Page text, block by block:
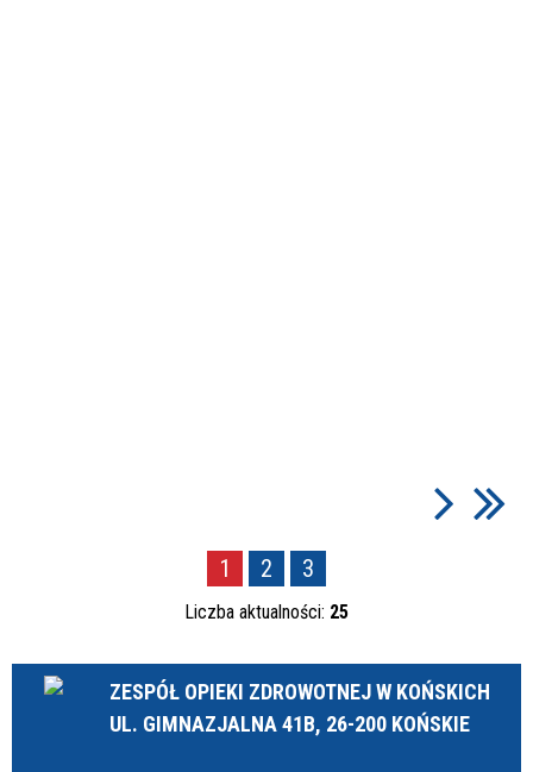
1 2 3
Liczba aktualności: 25
ZESPÓŁ OPIEKI ZDROWOTNEJ W KOŃSKICH
UL. GIMNAZJALNA 41B, 26-200 KOŃSKIE